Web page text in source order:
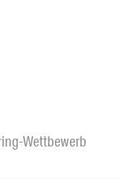
Wettbewerb